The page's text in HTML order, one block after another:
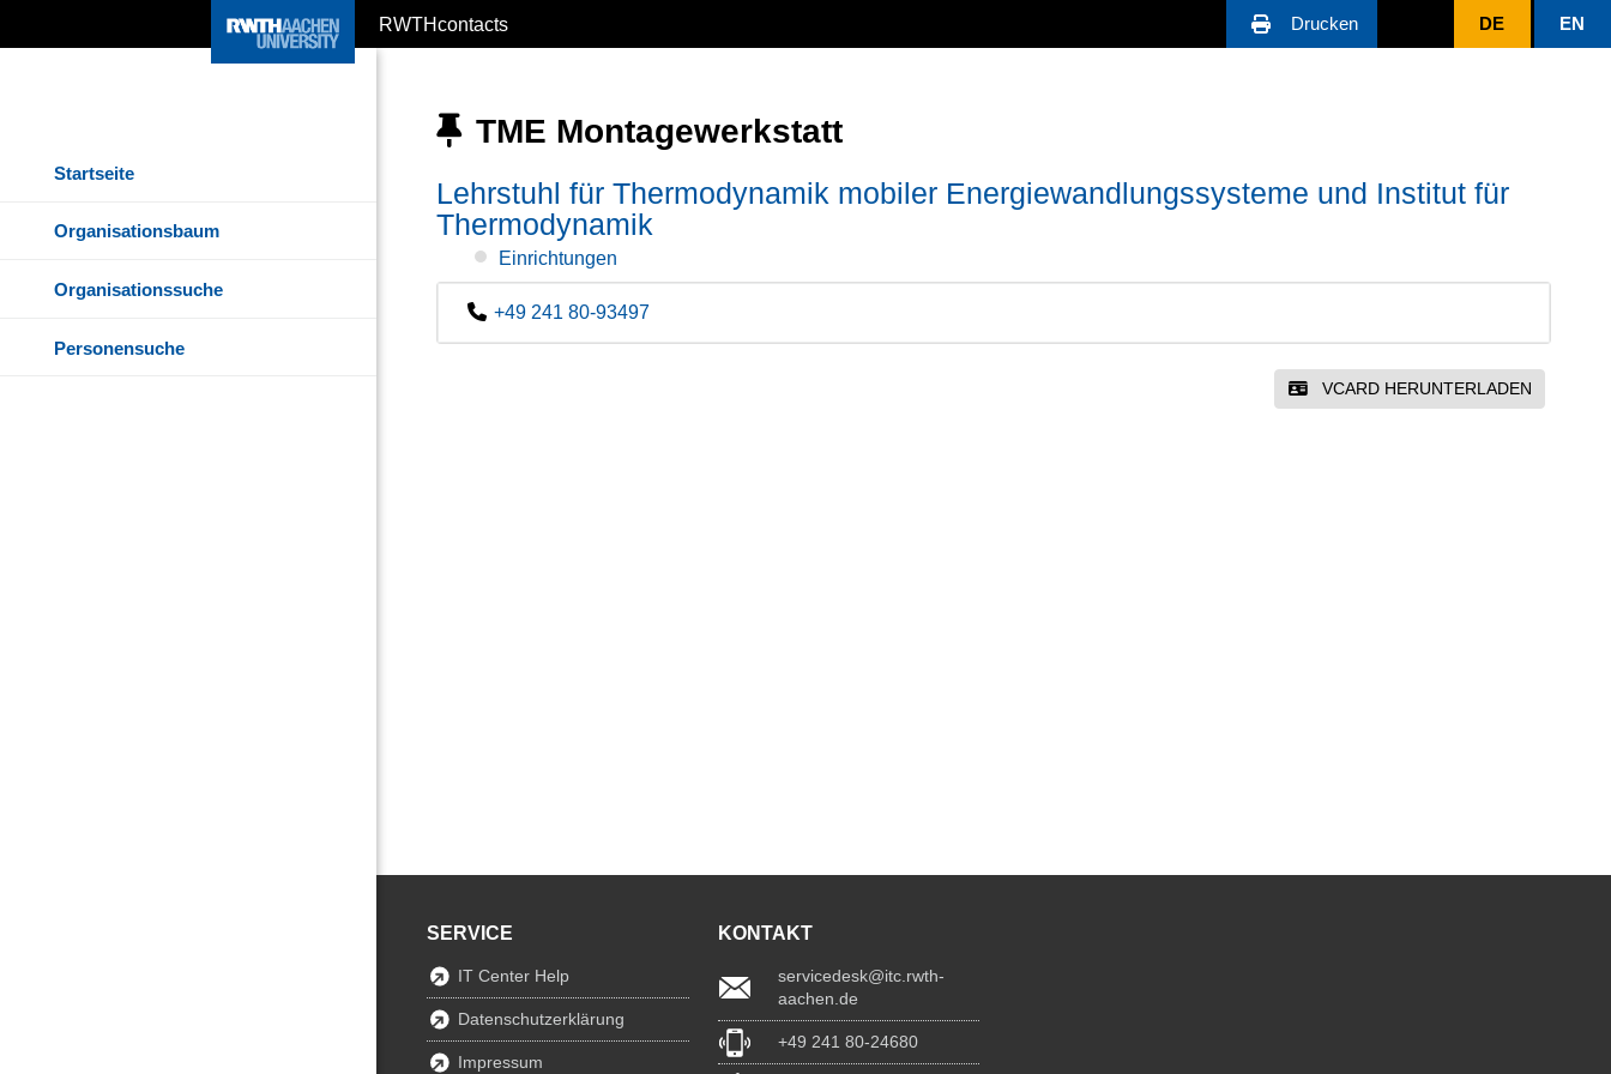
RWTHcontacts Drucken DE EN
Startseite
Organisationsbaum
Organisationssuche
Personensuche
TME Montagewerkstatt
Lehrstuhl für Thermodynamik mobiler Energiewandlungssysteme und Institut für
Thermodynamik
Einrichtungen
+49 241 80-93497
VCARD HERUNTERLADEN
SERVICE
IT Center Help
Datenschutzerklärung
Impressum
KONTAKT
servicedesk@itc.rwth-
aachen.de
+49 241 80-24680